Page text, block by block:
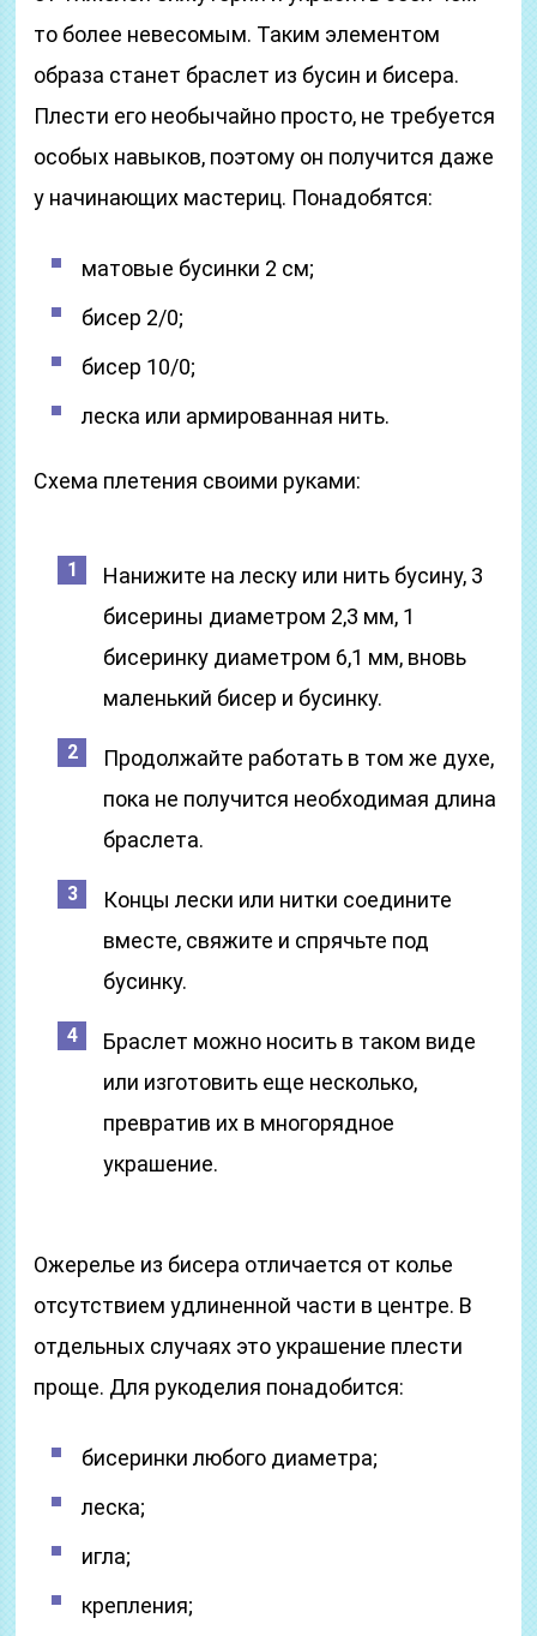
то более невесомым. Таким элементом
образа станет браслет из бусин и бисера.
Плести его необычайно просто, не требуется
особых навыков, поэтому он получится даже
у начинающих мастериц. Понадобятся:
матовые бусинки 2 см;
бисер 2/0;
бисер 10/0;
леска или армированная нить.
Схема плетения своими руками:
Нанижите на леску или нить бусину, 3
бисерины диаметром 2,3 мм, 1
бисеринку диаметром 6,1 мм, вновь
маленький бисер и бусинку.
Продолжайте работать в том же духе,
пока не получится необходимая длина
браслета.
Концы лески или нитки соедините
вместе, свяжите и спрячьте под
бусинку.
Браслет можно носить в таком виде
или изготовить еще несколько,
превратив их в многорядное
украшение.
Ожерелье из бисера отличается от колье
отсутствием удлиненной части в центре. В
отдельных случаях это украшение плести
проще. Для рукоделия понадобится:
бисеринки любого диаметра;
леска;
игла;
крепления;